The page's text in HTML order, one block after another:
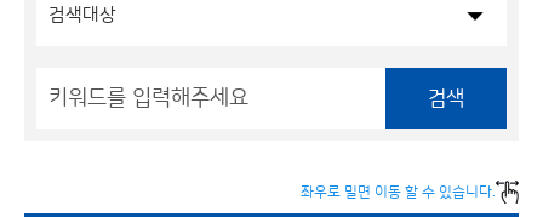
검색
좌우로 밀면 이동 할 수 있습니다.